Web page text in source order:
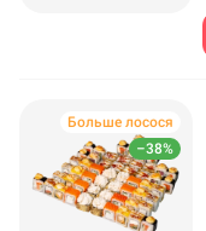
–38%
Больше лосося